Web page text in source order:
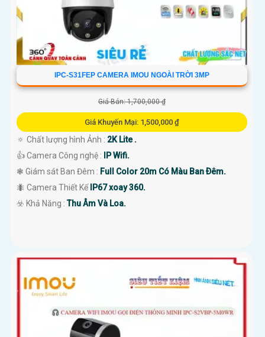
IPC-S31FEP CAMERA IMOU NGOÀI TRỜI 3MP
Giá Bán: 1,700,000 ₫
Giá Khuyến Mại: 1,500,000 ₫
🔅 Chất lượng hình Ảnh : 2K Lite .
👍 Camera Công nghệ :
IP Wifi.
❃ Giám sát Ban Đêm : Full Color 20m Có Màu Ban Ðêm.
🐜 Camera Thiết Kế IP67 xoay 360.
️☣️ Khả Năng :Thu Âm Và Loa.